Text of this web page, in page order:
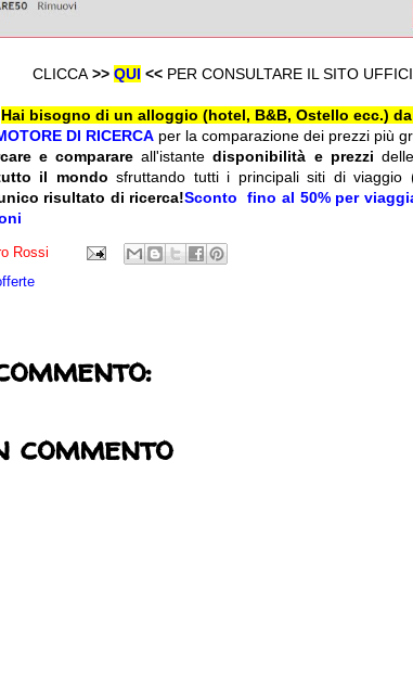
CLICCA >> QUI << PER CONSULTARE IL SITO
Hai bisogno di un alloggio (hotel, B&B, Ostello ecc.)
DI RICERCA per la comparazione dei prezzi più
e comparareall'istantedisponibilità e prezzi
il mondo sfruttando tutti i principali siti di
risultato di ricerca!Sconto fino al 50% per
Rossi
commento